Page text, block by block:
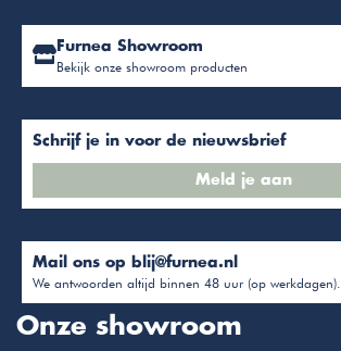
Furnea Showroom
Bekijk onze showroom producten
Schrijf je in voor de nieuwsbrief
Meld je aan
Mail ons op blij@furnea.nl
We antwoorden altijd binnen 48 uur (op werkdagen).
Onze showroom